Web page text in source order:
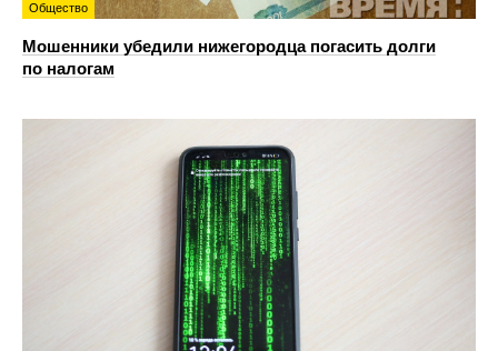
Общество
Мошенники убедили нижегородца погасить долги
по налогам